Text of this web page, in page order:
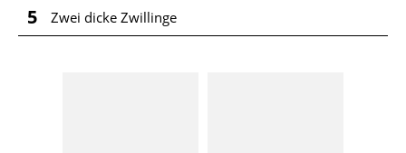
5 Zwei dicke Zwillinge